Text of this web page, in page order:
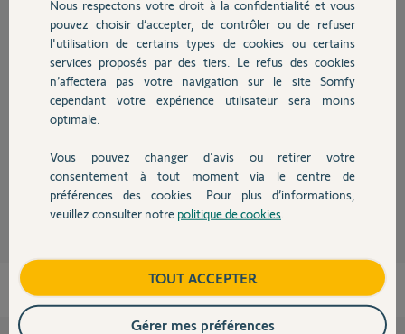
Chauffage
Autres produits
Devis avec un pro
Contact
Réponses
Bonjour Olg,
Cet ordre là n'a pas d'importance, il suffit de se laisser guider par
l'application dans le menu "Configuration" de cette dernière.
Nous respectons votre droit à la confidentialité et vous
pouvez choisir d’accepter, de contrôler ou de refuser
l'utilisation de certains types de cookies ou certains
services proposés par des tiers. Le refus des cookies
n’affectera pas votre navigation sur le site Somfy
cependant votre expérience utilisateur sera moins
optimale.
Vous pouvez changer d'avis ou retirer votre
consentement à tout moment via le centre de
préférences des cookies. Pour plus d’informations,
veuillez consulter notre politique de cookies
TOUT ACCEPTER
Gérer mes préférences